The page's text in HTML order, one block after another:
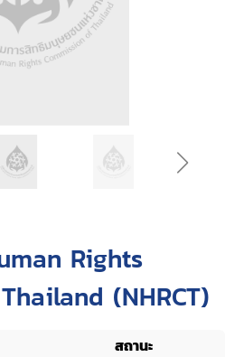
Rights
(NHRCT)
สถานะ